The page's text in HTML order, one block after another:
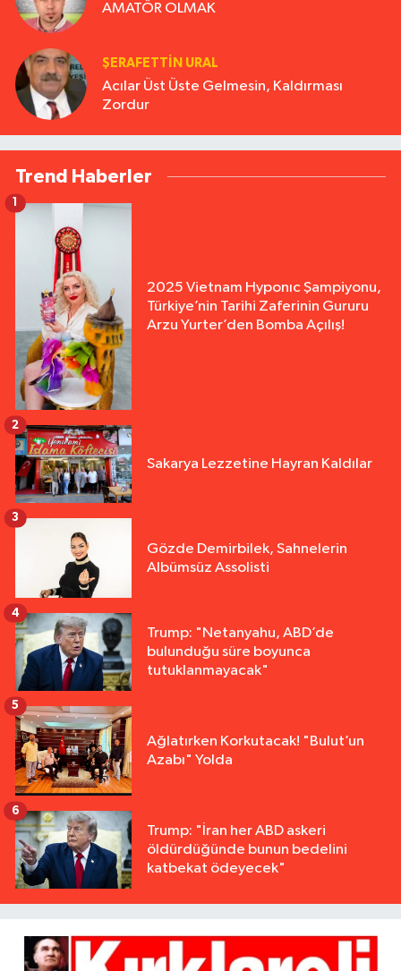
AMATÖR OLMAK
ŞERAFETTIN URAL
Acılar Üst Üste Gelmesin, Kaldırması
Zordur
Trend Haberler
2025 Vietnam Hyponıc Şampiyonu,
Türkiye’nin Tarihi Zaferinin Gururu
Arzu Yurter’den Bomba Açılış!
1
Sakarya Lezzetine Hayran Kaldılar
2
Gözde Demirbilek, Sahnelerin
Albümsüz Assolisti
3
Trump: "Netanyahu, ABD’de
bulunduğu süre boyunca
tutuklanmayacak"
4
Ağlatırken Korkutacak! "Bulut’un
Azabı" Yolda
5
Trump: "İran her ABD askeri
öldürdüğünde bunun bedelini
katbekat ödeyecek"
6